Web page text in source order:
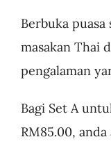
Berbuka
masakan Thai
pengalaman
Bagi Set A
RM85.00,